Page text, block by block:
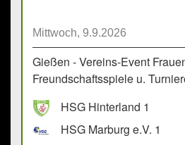
Mittwoch, 9.9.2026
Gießen - Vereins-Event
Freundschaftsspiele u.
HSG Hinterland 1
HSG Marburg e.V. 1